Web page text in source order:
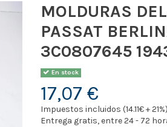
MOLDURAS
PASSAT
3C0807645
En stock
17,07 €
Impuestos incluidos (14.11€ + 21%)
Entrega gratis, entre 24 - 72